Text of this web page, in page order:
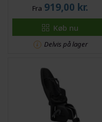
Fra 919,00 kr.
Køb nu
Delvis på lager